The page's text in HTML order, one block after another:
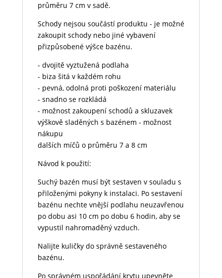
průměru 7 cm v sadě.
Schody nejsou součástí produktu - je možné
zakoupit schody nebo jiné vybavení
přizpůsobené výšce bazénu.
- dvojitě vyztužená podlaha
- biza šitá v každém rohu
- pevná, odolná proti poškození materiálu
- snadno se rozkládá
- možnost zakoupení schodů a skluzavek
výškově sladěných s bazénem - možnost
nákupu
dalších míčů o průměru 7 a 8 cm
Návod k použití:
Suchý bazén musí být sestaven v souladu s
přiloženými pokyny k instalaci. Po sestavení
bazénu nechte vnější podlahu neuzavřenou
po dobu asi 10 cm po dobu 6 hodin, aby se
vypustil nahromaděný vzduch.
Nalijte kuličky do správně sestaveného
bazénu.
Po správném uspořádání krytu upevněte